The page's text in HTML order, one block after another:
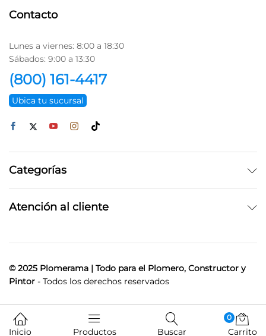
Contacto
Lunes a viernes: 8:00 a 18:30
Sábados: 9:00 a 13:30
(800) 161-4417
Ubica tu sucursal
Categorías
Atención al cliente
© 2025 Plomerama | Todo para el Plomero, Constructor y
Pintor - Todos los derechos reservados
Inicio Productos Buscar
0
Carrito